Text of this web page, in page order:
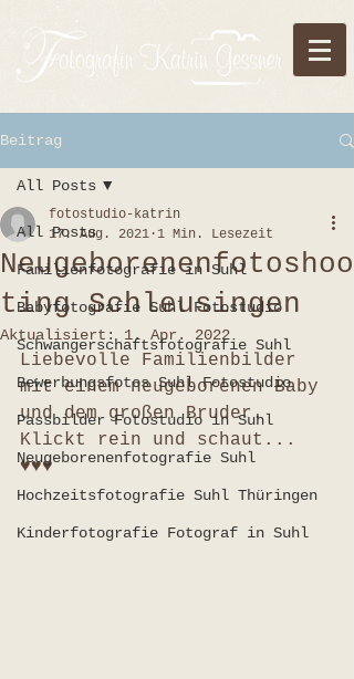
Beitrag
All Posts
Familienfotografie in Suhl
Babyfotografie Suhl Fotostudio
Schwangerschaftsfotografie Suhl
Bewerbungsfotos Suhl Fotostudio
Passbilder Fotostudio in Suhl
Neugeborenenfotografie Suhl
Hochzeitsfotografie Suhl Thüringen
Kinderfotografie Fotograf in Suhl
All Posts
Neugeborenenfotoshoo
ting Schleusingen
fotostudio-katrin
17. Aug. 2021 1 Min. Lesezeit
Aktualisiert: 1. Apr. 2022
Liebevolle Familienbilder
mit einem neugeborenen Baby
und dem großen Bruder.
Klickt rein und schaut...
♥♥♥